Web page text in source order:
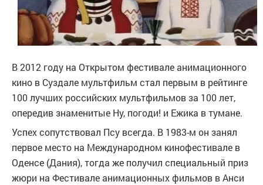
В 2012 году на Открытом фестивале анимационного
кино в Суздале мультфильм стал первым в рейтинге
100 лучших российских мультфильмов за 100 лет,
опередив знаменитые Ну, погоди! и Ежика в тумане.
Успех сопутствовал Псу всегда. В 1983-м он занял
первое место на Международном кинофестивале в
Оденсе (Дания), тогда же получил специальный приз
жюри на Фестивале анимационных фильмов в Анси